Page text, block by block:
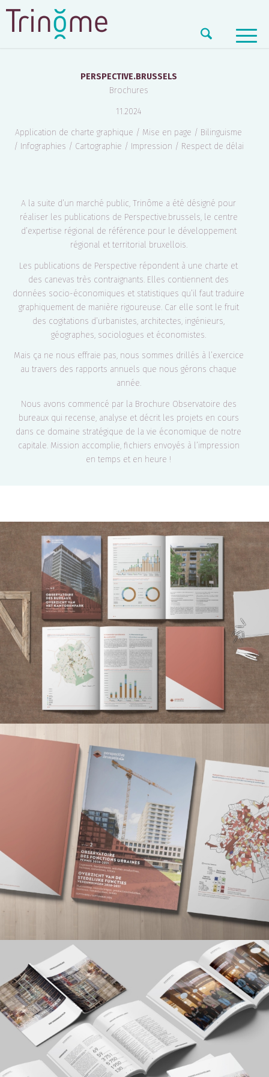
PERSPECTIVE.BRUSSELS
PERSPECTIVE.BRUSSELS
Brochures
11.2024
Application de charte graphique / Mise en page / Bilinguisme
/ Infographies / Cartographie / Impression / Respect de délai
A la suite d’un marché public, Trinôme a été désigné pour
réaliser les publications de Perspective.brussels, le centre
d’expertise régional de référence pour le développement
régional et territorial bruxellois.
Les publications de Perspective répondent à une charte et
des canevas très contraignants. Elles contiennent des
données socio-économiques et statistiques qu’il faut traduire
graphiquement de manière rigoureuse. Car elle sont le fruit
des cogitations d’urbanistes, architectes, ingénieurs,
géographes, sociologues et économistes.
Mais ça ne nous effraie pas, nous sommes drillés à l’exercice
au travers des rapports annuels que nous gérons chaque
année.
Nous avons commencé par la Brochure Observatoire des
bureaux qui recense, analyse et décrit les projets en cours
dans ce domaine stratégique de la vie économique de notre
capitale. Mission accomplie, fichiers envoyés à l’impression
en temps et en heure !